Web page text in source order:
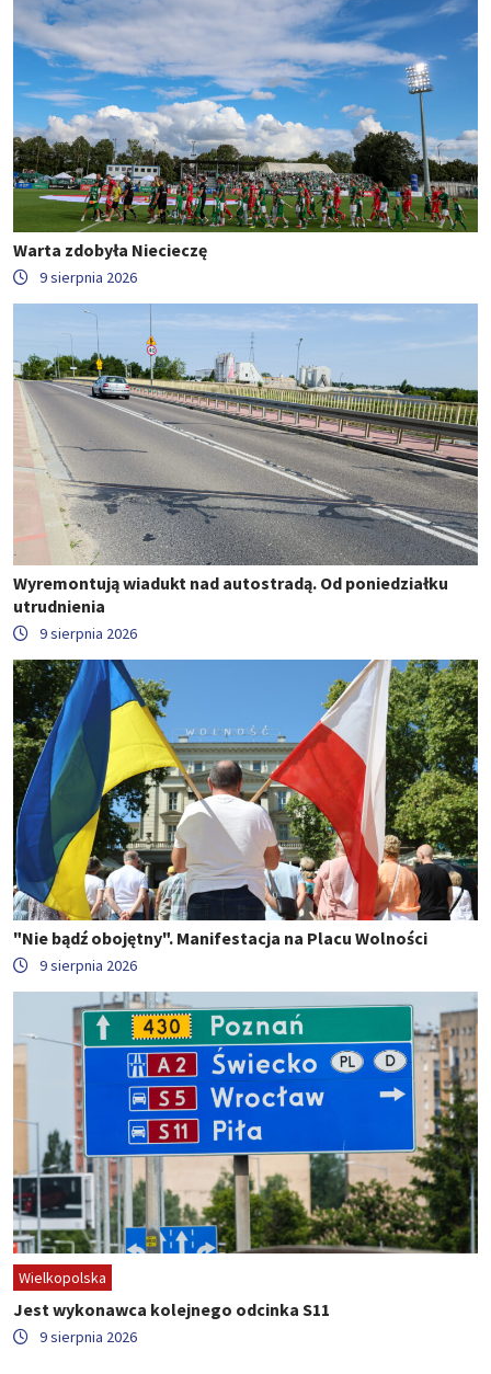
Warta zdobyła Niecieczę
9 sierpnia 2026
Wyremontują wiadukt nad autostradą. Od poniedziałku
utrudnienia
9 sierpnia 2026
"Nie bądź obojętny". Manifestacja na Placu Wolności
9 sierpnia 2026
Wielkopolska
Jest wykonawca kolejnego odcinka S11
9 sierpnia 2026